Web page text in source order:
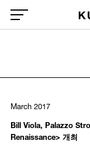
Skip to main content
Global Menu
March 2017
Bill Viola, Palazzo
Renaissance> 개최